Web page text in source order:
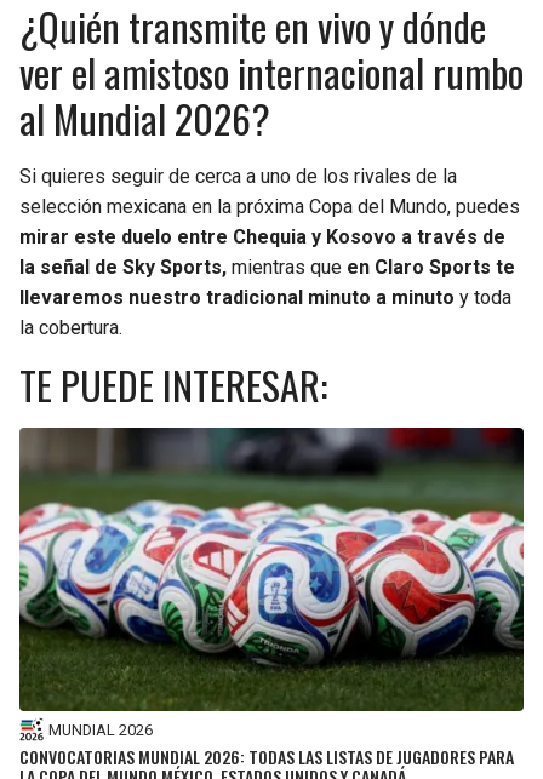
¿Quién transmite en vivo y dónde
ver el amistoso internacional rumbo
al Mundial 2026?
Si quieres seguir de cerca a uno de los rivales de la
selección mexicana en la próxima Copa del Mundo, puedes
mirar este duelo entre Chequia y Kosovo a través de
la señal de Sky Sports, mientras que en Claro Sports te
llevaremos nuestro tradicional minuto a minuto y toda
la cobertura.
TE PUEDE INTERESAR:
MUNDIAL 2026
CONVOCATORIAS MUNDIAL 2026: TODAS LAS LISTAS DE JUGADORES PARA